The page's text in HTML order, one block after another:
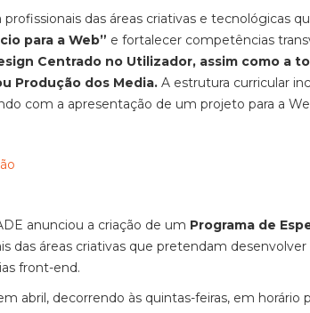
das áreas criativas e tecnológicas
para a Web” e fortalecer competências
Centrado no Utilizador, assim como a
Produção dos Media. A estrutura curricular
com a apresentação de um projeto para a
anunciou a criação de um Programa de
das áreas criativas que pretendam
front-end.
abril, decorrendo às quintas-feiras, em horário